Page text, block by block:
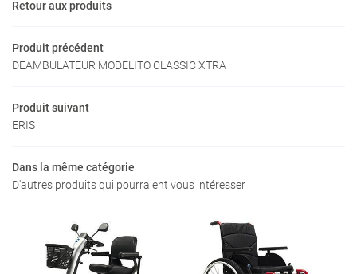
Contact
Retour aux produits
Produit précédent
DEAMBULATEUR MODELITO CLASSIC XTRA
Produit suivant
ERIS
Dans la même catégorie
D'autres produits qui pourraient vous intéresser